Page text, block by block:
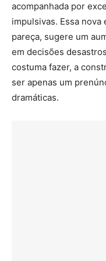
acompanhada por
impulsivas. Essa
pareça, sugere um
em decisões
costuma fazer, a
ser apenas um
dramáticas.